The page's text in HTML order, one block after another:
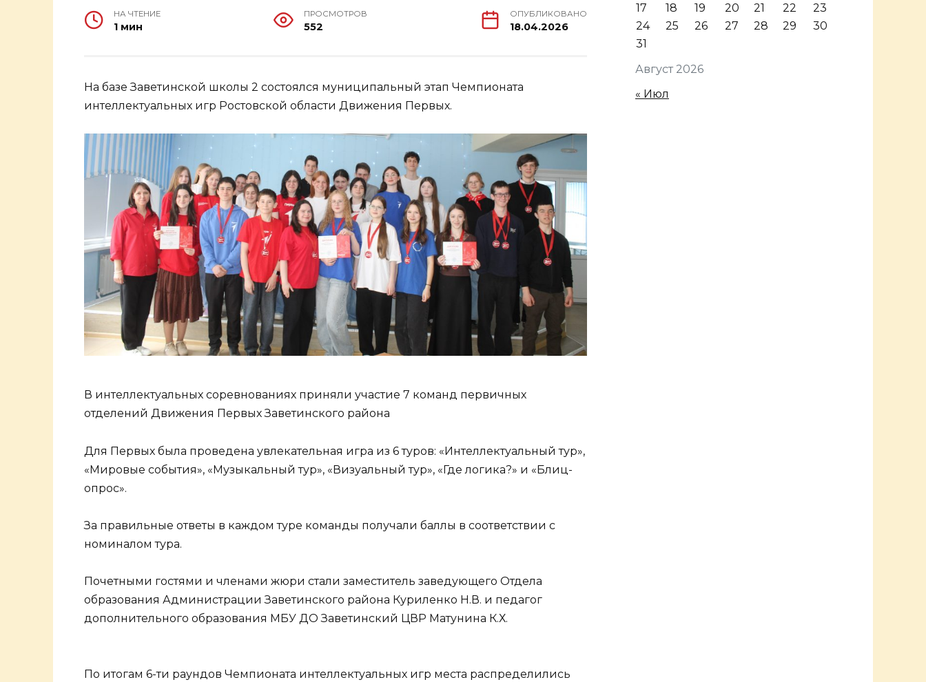
НА ЧТЕНИЕ
1 мин
ПРОСМОТРОВ
552
ОПУБЛИКОВАНО
18.04.2026
На базе Заветинской школы 2 состоялся муниципальный этап Чемпионата
интеллектуальных игр Ростовской области Движения Первых.
В интеллектуальных соревнованиях приняли участие 7 команд первичных
отделений Движения Первых Заветинского района
Для Первых была проведена увлекательная игра из 6 туров: «Интеллектуальный тур»,
«Мировые события», «Музыкальный тур», «Визуальный тур», «Где логика?» и «Блиц-
опрос».
За правильные ответы в каждом туре команды получали баллы в соответствии с
номиналом тура.
Почетными гостями и членами жюри стали заместитель заведующего Отдела
образования Администрации Заветинского района Куриленко Н.В. и педагог
дополнительного образования МБУ ДО Заветинский ЦВР Матунина К.Х.
По итогам 6-ти раундов Чемпионата интеллектуальных игр места распределились
Август 2026
17
18 19 20 21 22
23
24
25 26 27 28 29
30
31
« Июл